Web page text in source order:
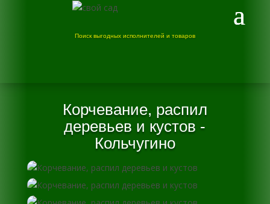
Поиск выгодных исполнителей и товаров
Корчевание, распил
деревьев и кустов -
Кольчугино